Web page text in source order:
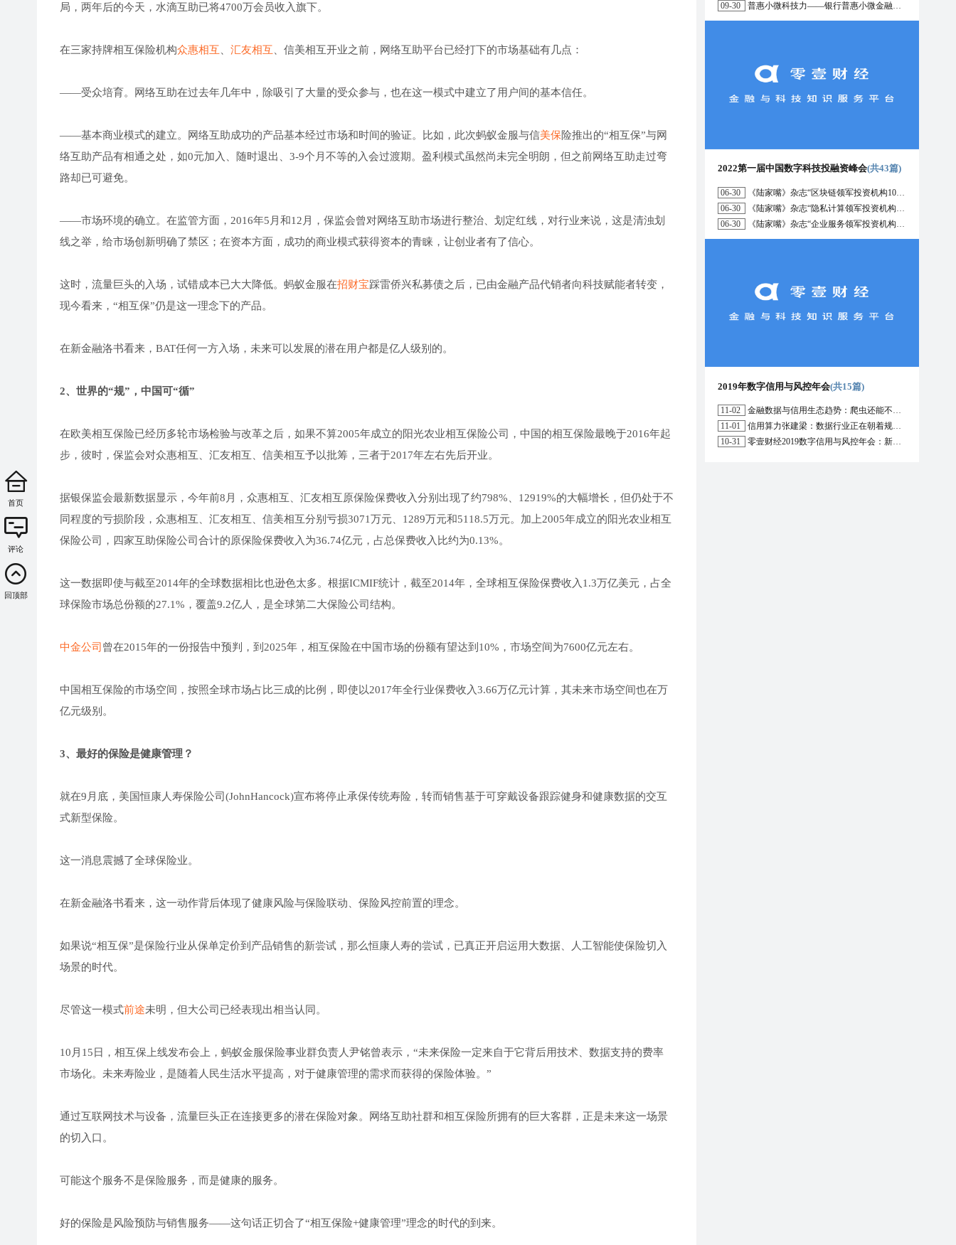
局，两年后的今天，水滴互助已将4700万会员收入旗下。
在三家持牌相互保险机构众惠相互 汇友相互 、信美相互开业之前，网络互助平台已经打下的市场基础有几点：
——受众培育。网络互助在过去年几年中，除吸引了大量的受众参与，也在这一模式中建立了用户间的基本信任。
——基本商业模式的建立。网络互助成功的产品基本经过市场和时间的验证。比如，此次蚂蚁金服与信美保险推出的“相互保”与网
络互助产品有相通之处，如0元加入、随时退出、3-9个月不等的入会过渡期。盈利模式虽然尚未完全明朗，但之前网络互助走过弯
路却已可避免。
——市场环境的确立。在监管方面，2016年5月和12月，保监会曾对网络互助市场进行整治、划定红线，对行业来说，这是清浊划
线之举，给市场创新明确了禁区；在资本方面，成功的商业模式获得资本的青睐，让创业者有了信心。
这时，流量巨头的入场，试错成本已大大降低。蚂蚁金服在招财宝踩雷侨兴私募债之后，已由金融产品代销者向科技赋能者转变，
现今看来，“相互保”仍是这一理念下的产品。
在新金融洛书看来，BAT任何一方入场，未来可以发展的潜在用户都是亿人级别的。
2、世界的“规”，中国可“循”
在欧美相互保险已经历多轮市场检验与改革之后，如果不算2005年成立的阳光农业相互保险公司，中国的相互保险最晚于2016年起
步，彼时，保监会对众惠相互、汇友相互、信美相互予以批筹，三者于2017年左右先后开业。
据银保监会最新数据显示，今年前8月，众惠相互、汇友相互原保险保费收入分别出现了约798%、12919%的大幅增长，但仍处于不
同程度的亏损阶段，众惠相互、汇友相互、信美相互分别亏损3071万元、1289万元和5118.5万元。加上2005年成立的阳光农业相互
保险公司，四家互助保险公司合计的原保险保费收入为36.74亿元，占总保费收入比约为0.13%。
这一数据即使与截至2014年的全球数据相比也逊色太多。根据ICMIF统计，截至2014年，全球相互保险保费收入1.3万亿美元，占全
球保险市场总份额的27.1%，覆盖9.2亿人，是全球第二大保险公司结构。
中金公司曾在2015年的一份报告中预判，到2025年，相互保险在中国市场的份额有望达到10%，市场空间为7600亿元左右。
中国相互保险的市场空间，按照全球市场占比三成的比例，即使以2017年全行业保费收入3.66万亿元计算，其未来市场空间也在万
亿元级别。
3、最好的保险是健康管理？
就在9月底，美国恒康人寿保险公司(JohnHancock)宣布将停止承保传统寿险，转而销售基于可穿戴设备跟踪健身和健康数据的交互
式新型保险。
这一消息震撼了全球保险业。
在新金融洛书看来，这一动作背后体现了健康风险与保险联动、保险风控前置的理念。
如果说“相互保”是保险行业从保单定价到产品销售的新尝试，那么恒康人寿的尝试，已真正开启运用大数据、人工智能使保险切入
场景的时代。
尽管这一模式前途未明，但大公司已经表现出相当认同。
10月15日，相互保上线发布会上，蚂蚁金服保险事业群负责人尹铭曾表示，“未来保险一定来自于它背后用技术、数据支持的费率
市场化。未来寿险业，是随着人民生活水平提高，对于健康管理的需求而获得的保险体验。”
通过互联网技术与设备，流量巨头正在连接更多的潜在保险对象。网络互助社群和相互保险所拥有的巨大客群，正是未来这一场景
的切入口。
可能这个服务不是保险服务，而是健康的服务。
好的保险是风险预防与销售服务——这句话正切合了“相互保险+健康管理”理念的时代的到来。
09-30
普惠小微科技力——银行普惠小微金融战略与科技解决方案研究报告（2022）
2022第一届中国数字科技投融资峰会(共43篇)
06-30
《陆家嘴》杂志“区块链领军投资机构10强”榜单正式发布
06-30
《陆家嘴》杂志“隐私计算领军投资机构10强”榜单正式发布
06-30
《陆家嘴》杂志“企业服务领军投资机构10强”榜单正式发布
2019年数字信用与风控年会(共15篇)
11-02
金融数据与信用生态趋势：爬虫还能不能用？区块链能解决哪些问题？
11-01
信用算力张建梁：数据行业正在朝着规范化方向演进，数据确权是数据开放的前提
10-31
零壹财经2019数字信用与风控年会：新形势下行业的机遇与挑战
首页
评论
回顶部